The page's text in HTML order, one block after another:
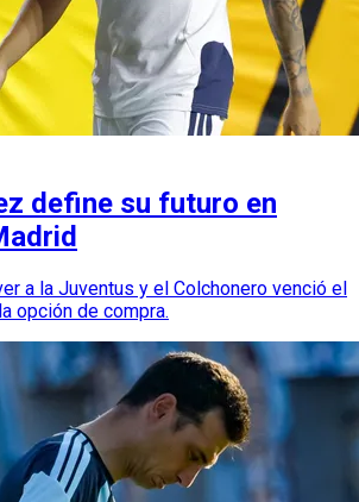
define su futuro en
a la Juventus y el Colchonero venció el
opción de compra.